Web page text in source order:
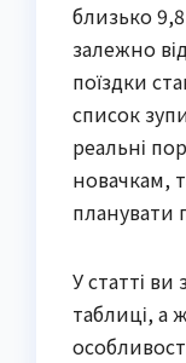
близько
залежно
поїздки
список
реальні
новачкам,
планувати
У статті ви
таблиці, а